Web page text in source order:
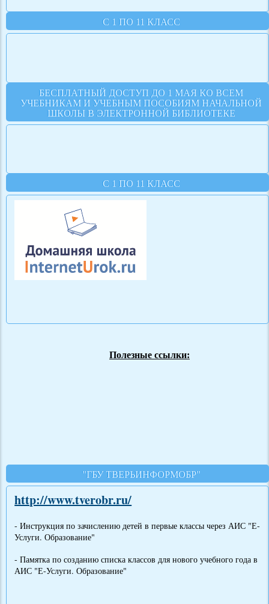
С 1 ПО 11 КЛАСС
БЕСПЛАТНЫЙ ДОСТУП ДО 1 МАЯ КО ВСЕМ
УЧЕБНИКАМ И УЧЕБНЫМ ПОСОБИЯМ НАЧАЛЬНОЙ
ШКОЛЫ В ЭЛЕКТРОННОЙ БИБЛИОТЕКЕ
С 1 ПО 11 КЛАСС
Полезные ссылки:
"ГБУ ТВЕРЬИНФОРМОБР"
http://www.tverobr.ru/
- Инструкция по зачислению детей в первые классы через АИС "Е-
Услуги. Образование"
- Памятка по созданию списка классов для нового учебного года в
АИС "Е-Услуги. Образование"